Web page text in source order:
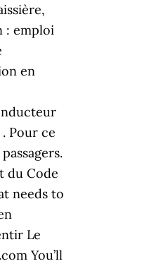
: emploi
en
Pour ce
du Code
needs to
Le
You’ll